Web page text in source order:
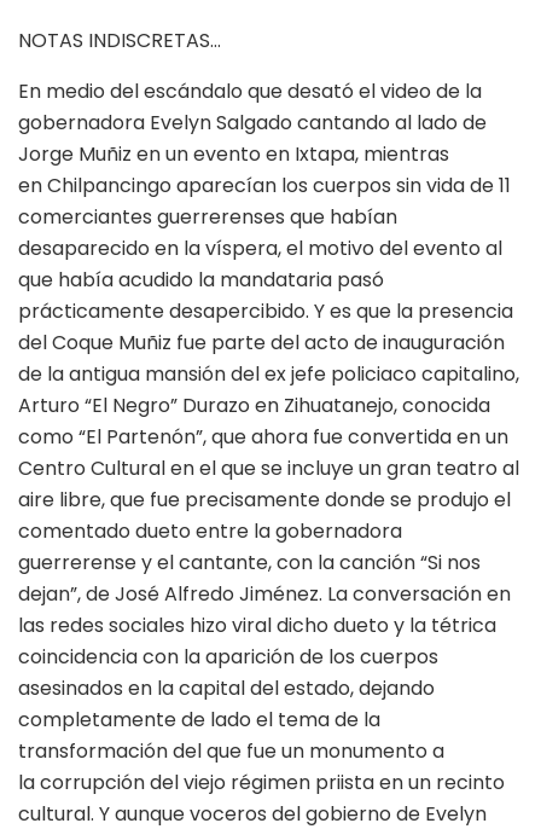
NOTAS INDISCRETAS…
En medio del escándalo que desató el video de la
gobernadora Evelyn Salgado cantando al lado de
Jorge Muñiz en un evento en Ixtapa, mientras
en Chilpancingo aparecían los cuerpos sin vida de 11
comerciantes guerrerenses que habían
desaparecido en la víspera, el motivo del evento al
que había acudido la mandataria pasó
prácticamente desapercibido. Y es que la presencia
del Coque Muñiz fue parte del acto de inauguración
de la antigua mansión del ex jefe policiaco capitalino,
Arturo “El Negro” Durazo en Zihuatanejo, conocida
como “El Partenón”, que ahora fue convertida en un
Centro Cultural en el que se incluye un gran teatro al
aire libre, que fue precisamente donde se produjo el
comentado dueto entre la gobernadora
guerrerense y el cantante, con la canción “Si nos
dejan”, de José Alfredo Jiménez. La conversación en
las redes sociales hizo viral dicho dueto y la tétrica
coincidencia con la aparición de los cuerpos
asesinados en la capital del estado, dejando
completamente de lado el tema de la
transformación del que fue un monumento a
la corrupción del viejo régimen priista en un recinto
cultural. Y aunque voceros del gobierno de Evelyn